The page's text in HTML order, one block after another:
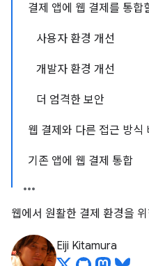
결제 앱에 웹 결제를 통합
사용자 환경 개선
개발자 환경 개선
더 엄격한 보안
웹 결제와 다른 접근 방식
기존 앱에 웹 결제 통합
웹에서 원활한 결제 환경을
Eiji Kitamura